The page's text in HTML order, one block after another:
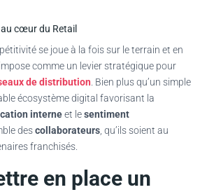
cœur du Retail
se joue à la fois sur le terrain et en
comme un levier stratégique pour
de distribution . Bien plus qu’un simple
écosystème digital favorisant la
interneet lesentiment
descollaborateurs , qu’ils soient au
franchisés.
en place un